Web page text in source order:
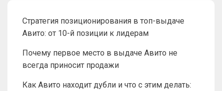
Стратегия позиционирования в топ-выдаче
Авито: от 10-й позиции к лидерам
Почему первое место в выдаче Авито не
всегда приносит продажи
Как Авито находит дубли и что с этим делать: